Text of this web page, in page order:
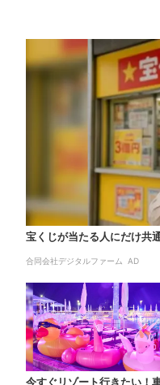
宝くじが当たる人にだけ共
合同会社デジタルファーム AD
今すぐリゾート行きたい！